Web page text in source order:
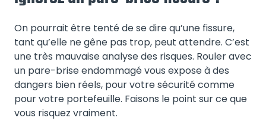
On pourrait être tenté de se dire qu’une fissure,
tant qu’elle ne gêne pas trop, peut attendre. C’est
une très mauvaise analyse des risques. Rouler avec
un pare-brise endommagé vous expose à des
dangers bien réels, pour votre sécurité comme
pour votre portefeuille. Faisons le point sur ce que
vous risquez vraiment.